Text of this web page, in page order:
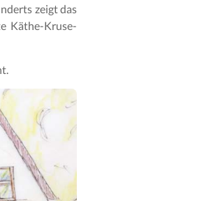
zeigt das
Käthe-Kruse-